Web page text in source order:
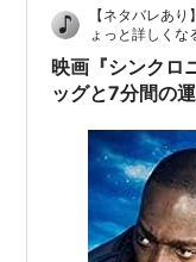
アベンジャーズ
出演
デトロイト（
＞ 出演
シビル・ウォ
トリプル9 裏切
【ネタバレあ
ょっと詳しくな
映画『シンクロ
ッグと7分間の